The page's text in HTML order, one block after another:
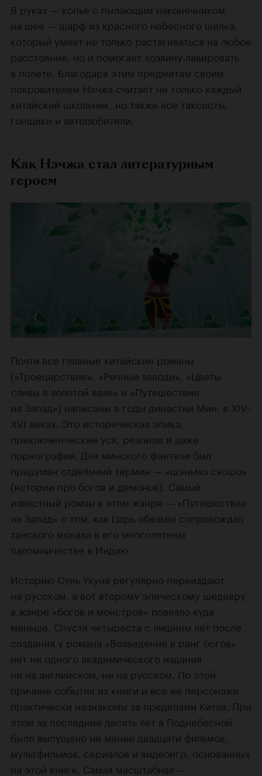
В руках — копье с пылающим наконечником,
на шее — шарф из красного небесного шелка,
который умеет не только растягиваться на любое
расстояние, но и помогает хозяину лавировать
в полете. Благодаря этим предметам своим
покровителем Нэчжа считает не только каждый
китайский школьник, но также все таксисты,
гонщики и автолюбители.
Как Нэчжа стал литературным
героем
Почти все главные китайские романы
(«Троецарствие», «Речные заводи», «Цветы
сливы в золотой вазе» и «Путешествие
на Запад») написаны в годы династии Мин. в XIV–
XVI веках. Это историческая эпика,
приключенческие уся, реализм и даже
порнография. Для минского фэнтези был
придуман отдельный термин — «шэньмо сяошо»
(истории про богов и демонов). Самый
известный роман в этом жанре — «Путешествие
на Запад» о том, как Царь обезьян сопровождал
танского монаха в его многолетнем
паломничестве в Индию.
Историю Сунь Укуна регулярно переиздают
на русском, а вот второму эпическому шедевру
в жанре «богов и монстров» повезло куда
меньше. Спустя четыреста с лишним лет после
создания у романа «Возведение в ранг богов»
нет ни одного академического издания
ни на английском, ни на русском. По этой
причине события из книги и все ее персонажи
практически незнакомы за пределами Китая. При
этом за последние десять лет в Поднебесной
было выпущено не менее двадцати фильмов,
мультфильмов, сериалов и видеоигр, основанных
на этой книге. Самая масштабная —